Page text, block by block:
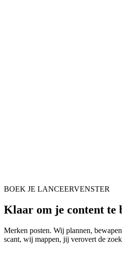
BOEK JE LANCEERVENSTER
Klaar om je content te
Merken posten. Wij plannen,
scant, wij mappen, jij verovert de